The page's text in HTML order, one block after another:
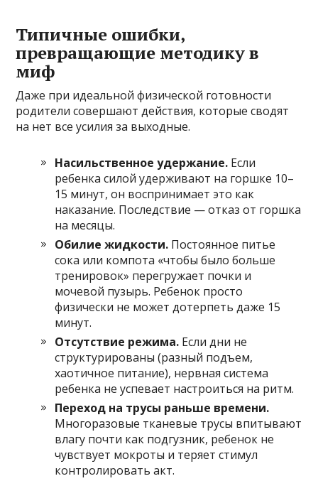
Типичные ошибки,
превращающие методику в
миф
Даже при идеальной физической готовности
родители совершают действия, которые сводят
на нет все усилия за выходные.
Насильственное удержание. Если
ребенка силой удерживают на горшке 10–
15 минут, он воспринимает это как
наказание. Последствие — отказ от горшка
на месяцы.
Обилие жидкости. Постоянное питье
сока или компота «чтобы было больше
тренировок» перегружает почки и
мочевой пузырь. Ребенок просто
физически не может дотерпеть даже 15
минут.
Отсутствие режима. Если дни не
структурированы (разный подъем,
хаотичное питание), нервная система
ребенка не успевает настроиться на ритм.
Переход на трусы раньше времени.
Многоразовые тканевые трусы впитывают
влагу почти как подгузник, ребенок не
чувствует мокроты и теряет стимул
контролировать акт.